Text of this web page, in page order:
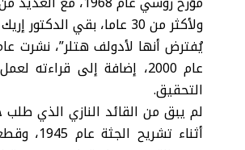
ولأكثر من 30 عاما، بقي
التحقيق.
لم يبق من القائد النازي الذي
أثناء